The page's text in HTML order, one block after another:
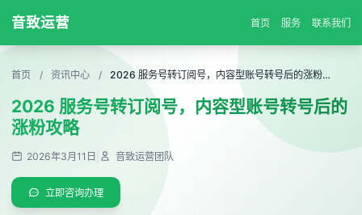
音致运营 首页 服务 联系我们
首页 / 资讯中心 / 2026 服务号转订阅号，内容型账号转号后的涨粉攻略
2026 服务号转订阅号，内容型账号转号后的
涨粉攻略
2026年3月11日 音致运营团队
立即咨询办理